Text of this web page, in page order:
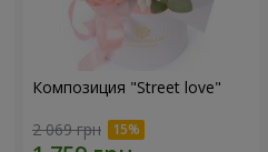
Композиция "Street love"
2 069 грн